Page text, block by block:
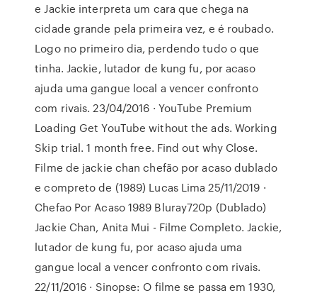
e Jackie interpreta um cara que chega na
cidade grande pela primeira vez, e é roubado.
Logo no primeiro dia, perdendo tudo o que
tinha. Jackie, lutador de kung fu, por acaso
ajuda uma gangue local a vencer confronto
com rivais. 23/04/2016 · YouTube Premium
Loading Get YouTube without the ads. Working
Skip trial. 1 month free. Find out why Close.
Filme de jackie chan chefão por acaso dublado
e compreto de (1989) Lucas Lima 25/11/2019 ·
Chefao Por Acaso 1989 Bluray720p (Dublado)
Jackie Chan, Anita Mui - Filme Completo. Jackie,
lutador de kung fu, por acaso ajuda uma
gangue local a vencer confronto com rivais.
22/11/2016 · Sinopse: O filme se passa em 1930,